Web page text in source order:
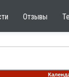
Отзывы